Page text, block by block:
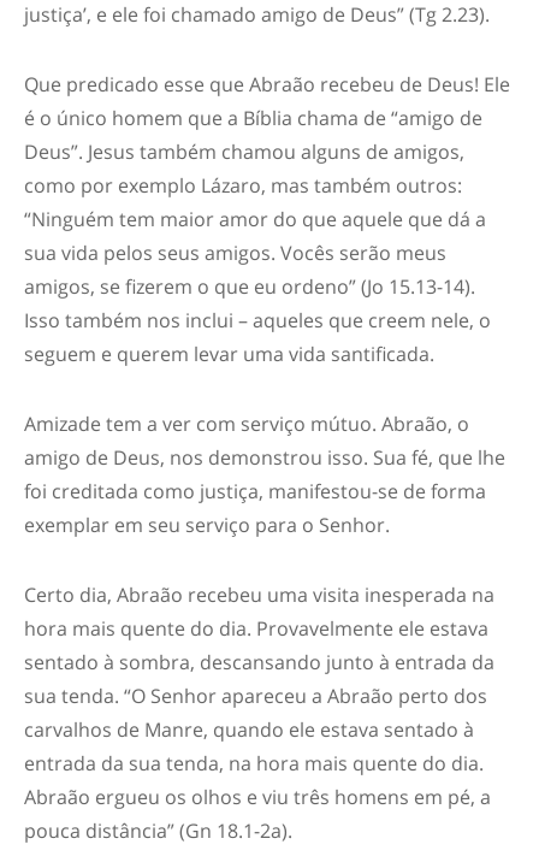
justiça’, e ele foi chamado amigo de Deus” (Tg 2.23).
Que predicado esse que Abraão recebeu de Deus! Ele
é o único homem que a Bíblia chama de “amigo de
Deus”. Jesus também chamou alguns de amigos,
como por exemplo Lázaro, mas também outros:
“Ninguém tem maior amor do que aquele que dá a
sua vida pelos seus amigos. Vocês serão meus
amigos, se fizerem o que eu ordeno” (Jo 15.13-14).
Isso também nos inclui – aqueles que creem nele, o
seguem e querem levar uma vida santificada.
Amizade tem a ver com serviço mútuo. Abraão, o
amigo de Deus, nos demonstrou isso. Sua fé, que lhe
foi creditada como justiça, manifestou-se de forma
exemplar em seu serviço para o Senhor.
Certo dia, Abraão recebeu uma visita inesperada na
hora mais quente do dia. Provavelmente ele estava
sentado à sombra, descansando junto à entrada da
sua tenda. “O Senhor apareceu a Abraão perto dos
carvalhos de Manre, quando ele estava sentado à
entrada da sua tenda, na hora mais quente do dia.
Abraão ergueu os olhos e viu três homens em pé, a
pouca distância” (Gn 18.1-2a).